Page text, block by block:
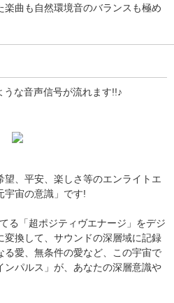
曲も自然環境音のバランスも極め
な音声信号が流れます!!♪
、平安、楽しさ等のエンライトエ
宇宙の意識」です!
る「超ポジティヴエナージ」をデジ
変換して、サウンドの深層域に記録
る愛、無条件の愛など、この宇宙で
パルス」が、あなたの深層意識や